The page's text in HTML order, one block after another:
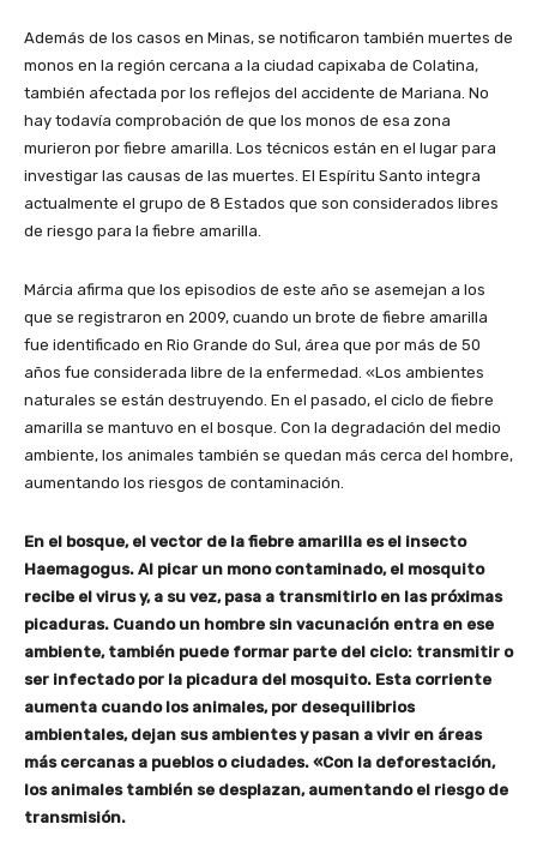
Además de los casos en Minas, se notificaron también muertes de
monos en la región cercana a la ciudad capixaba de Colatina,
también afectada por los reflejos del accidente de Mariana. No
hay todavía comprobación de que los monos de esa zona
murieron por fiebre amarilla. Los técnicos están en el lugar para
investigar las causas de las muertes. El Espíritu Santo integra
actualmente el grupo de 8 Estados que son considerados libres
de riesgo para la fiebre amarilla.
Márcia afirma que los episodios de este año se asemejan a los
que se registraron en 2009, cuando un brote de fiebre amarilla
fue identificado en Rio Grande do Sul, área que por más de 50
años fue considerada libre de la enfermedad. «Los ambientes
naturales se están destruyendo. En el pasado, el ciclo de fiebre
amarilla se mantuvo en el bosque. Con la degradación del medio
ambiente, los animales también se quedan más cerca del hombre,
aumentando los riesgos de contaminación.
En el bosque, el vector de la fiebre amarilla es el insecto
Haemagogus. Al picar un mono contaminado, el mosquito
recibe el virus y, a su vez, pasa a transmitirlo en las próximas
picaduras. Cuando un hombre sin vacunación entra en ese
ambiente, también puede formar parte del ciclo: transmitir o
ser infectado por la picadura del mosquito. Esta corriente
aumenta cuando los animales, por desequilibrios
ambientales, dejan sus ambientes y pasan a vivir en áreas
más cercanas a pueblos o ciudades. «Con la deforestación,
los animales también se desplazan, aumentando el riesgo de
transmisión.